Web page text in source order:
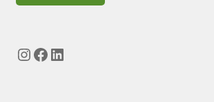
Instagram
Facebook
LinkedIn